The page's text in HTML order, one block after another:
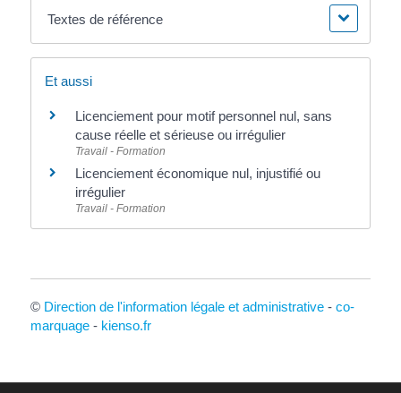
Textes de référence
Et aussi
Licenciement pour motif personnel nul, sans
cause réelle et sérieuse ou irrégulier
Travail - Formation
Licenciement économique nul, injustifié ou
irrégulier
Travail - Formation
© Direction de l'information légale et administrative- co-
marquage- kienso.fr